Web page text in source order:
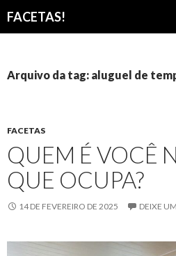
FACETAS!
CONTEÚDO
Arquivo da tag: aluguel de
FACETAS
QUEM É VOCÊ
QUE OCUPA?
14 DE FEVEREIRO DE 2025 DEIXE